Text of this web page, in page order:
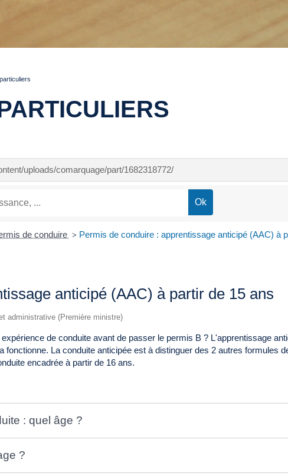
uploads/comarquage/part/1682318772/
de conduire > Permis de conduire : apprentissage anticipé (AAC) à
anticipé (AAC) à partir de 15 ans
administrative (Première ministre)
de conduite avant de passer le permis B ? L'apprentissage
La conduite anticipée est à distinguer des 2 autres formules
encadrée à partir de 16 ans.
: quel âge ?
?